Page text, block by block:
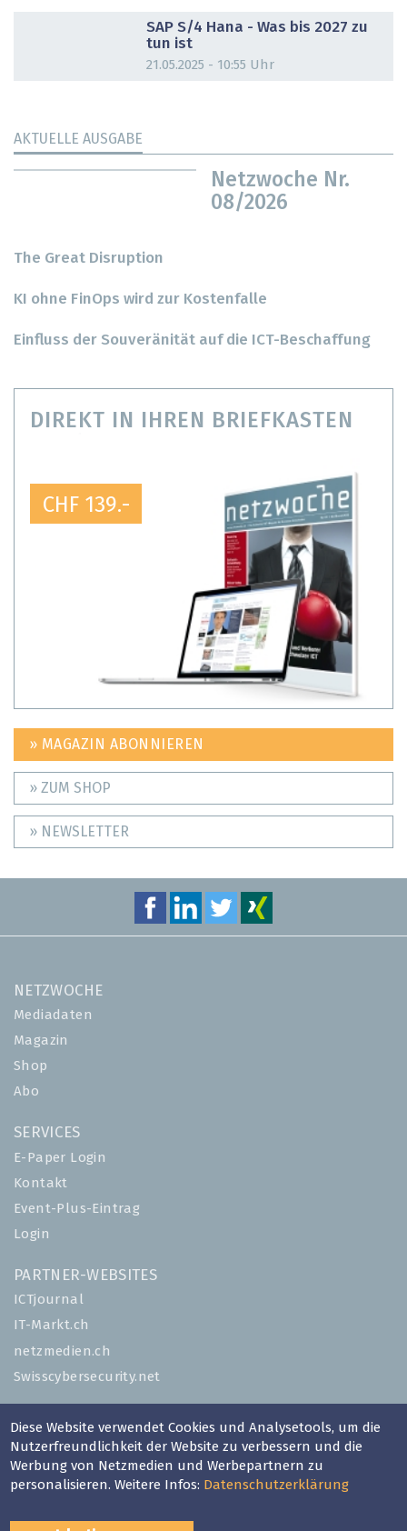
SAP S/4 Hana - Was bis 2027 zu
tun ist
21.05.2025 - 10:55 Uhr
AKTUELLE AUSGABE
Netzwoche Nr.
08/2026
The Great Disruption
KI ohne FinOps wird zur Kostenfalle
Einfluss der Souveränität auf die ICT-Beschaffung
DIREKT IN IHREN BRIEFKASTEN
CHF 139.-
» MAGAZIN ABONNIEREN
» ZUM SHOP
» NEWSLETTER
NETZWOCHE
Mediadaten
Magazin
Shop
Abo
SERVICES
E-Paper Login
Kontakt
Event-Plus-Eintrag
Login
PARTNER-WEBSITES
ICTjournal
IT-Markt.ch
netzmedien.ch
Swisscybersecurity.net
© NETZMEDIEN AG 2026
Impressum
AGB
Nutzungsbestimmungen
Datenschutzerklärung
Diese Website verwendet Cookies und Analysetools, um die
Nutzerfreundlichkeit der Website zu verbessern und die
Werbung von Netzmedien und Werbepartnern zu
personalisieren. Weitere Infos: Datenschutzerklärung